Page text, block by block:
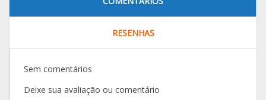
RESENHAS
Sem comentários
Deixe sua avaliação ou comentário